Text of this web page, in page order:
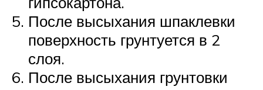
После высыхания шпаклевки
поверхность грунтуется в 2
слоя.
После высыхания грунтовки